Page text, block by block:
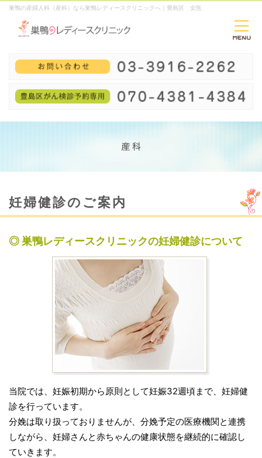
巣鴨の産婦人科（産科）なら巣鴨レディースクリニックへ｜豊島区 女医
妊婦健診のご案内
◎ 巣鴨レディースクリニックの妊婦健診について
当院では、妊娠初期から原則として妊娠32週頃まで、妊婦健
診を行っています。
分娩は取り扱っておりませんが、分娩予定の医療機関と連携
しながら、妊婦さんと赤ちゃんの健康状態を継続的に確認し
ていきます。